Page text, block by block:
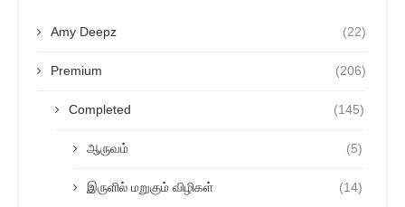
Amy Deepz (22)
Premium (206)
Completed (145)
ஆருவம் (5)
இருளில் மறுகும் விழிகள் (14)